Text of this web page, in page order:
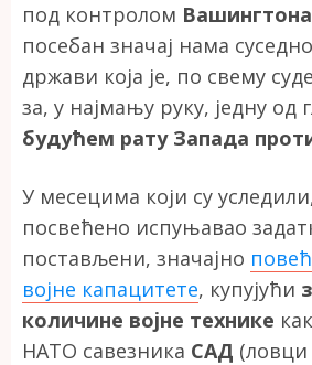
под контролом Вашингтона
посебан значај нама
држави која је, по свему
за, у најмању руку, једну од
будућем рату Запада
У месецима који су
посвећено испуњавао
постављени, значајно
војне капацитете, купујући
количине војне технике
НАТО савезника САД (ловци